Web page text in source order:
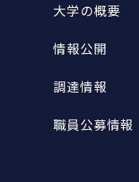
大学の概要
情報公開
調達情報
職員公募情報